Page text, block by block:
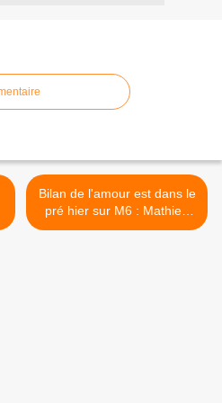
Bilan de l'amour est dans le
pré hier sur M6 : Mathieu
demande à Alexandre de